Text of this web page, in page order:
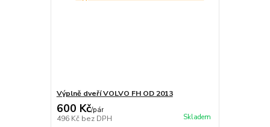
Výplně dveří VOLVO FH OD 2013
600 Kč/pár
496 Kč bez DPH Skladem